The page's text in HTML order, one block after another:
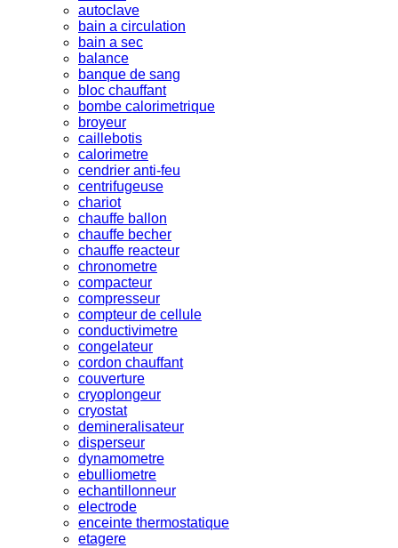
autoclave
bain a circulation
bain a sec
balance
banque de sang
bloc chauffant
bombe calorimetrique
broyeur
caillebotis
calorimetre
cendrier anti-feu
centrifugeuse
chariot
chauffe ballon
chauffe becher
chauffe reacteur
chronometre
compacteur
compresseur
compteur de cellule
conductivimetre
congelateur
cordon chauffant
couverture
cryoplongeur
cryostat
demineralisateur
disperseur
dynamometre
ebulliometre
echantillonneur
electrode
enceinte thermostatique
etagere